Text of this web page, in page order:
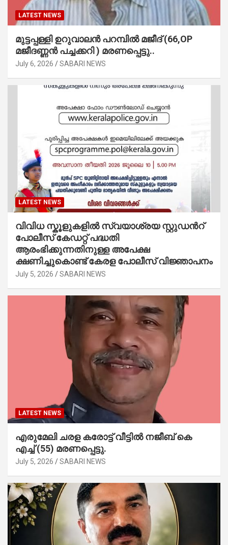
LATEST NEWS
മുട്ടപ്പള്ളി ഉറുവാലൻ പറമ്പിൽ മജീദ് (66,OP
മജീദണ്ണൻ പച്ചക്കറി ) മരണപ്പെട്ടു..
July 6, 2026 SABARI NEWS
LATEST NEWS
വിവിധ സ്കൂളുകളില്‍ സ്വയാശ്രയ സ്റ്റുഡന്‍റ്
പോലീസ് കേഡറ്റ് പദ്ധതി
ആരംഭിക്കുന്നതിനുള്ള അപേക്ഷ
ക്ഷണിച്ചുകൊണ്ട് കേരള പോലീസ് വിജ്ഞാപനം
July 5, 2026 SABARI NEWS
LATEST NEWS
എരുമേലി ചരള കരോട്ട് വീട്ടിൽ നജീബ് കെ
എച്ച് (55) മരണപ്പെട്ടു.
July 5, 2026 SABARI NEWS